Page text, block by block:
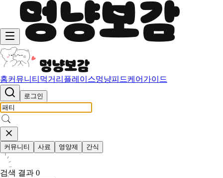
홈커뮤니티 먹거리 플레이스멍냥피드케어가이드
로그인
커뮤니티 사료 영양제 간식
검색 결과 0